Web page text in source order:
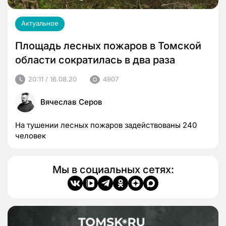
Актуальное
Площадь лесных пожаров в Томской
области сократилась в два раза
20:11 / 16.08.20 4907
Вячеслав Серов
На тушении лесных пожаров задействованы 240
человек
Мы в социальных сетях: